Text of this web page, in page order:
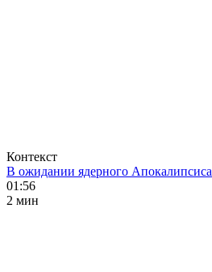
Контекст
В ожидании ядерного Апокалипсиса
01:56
2 мин